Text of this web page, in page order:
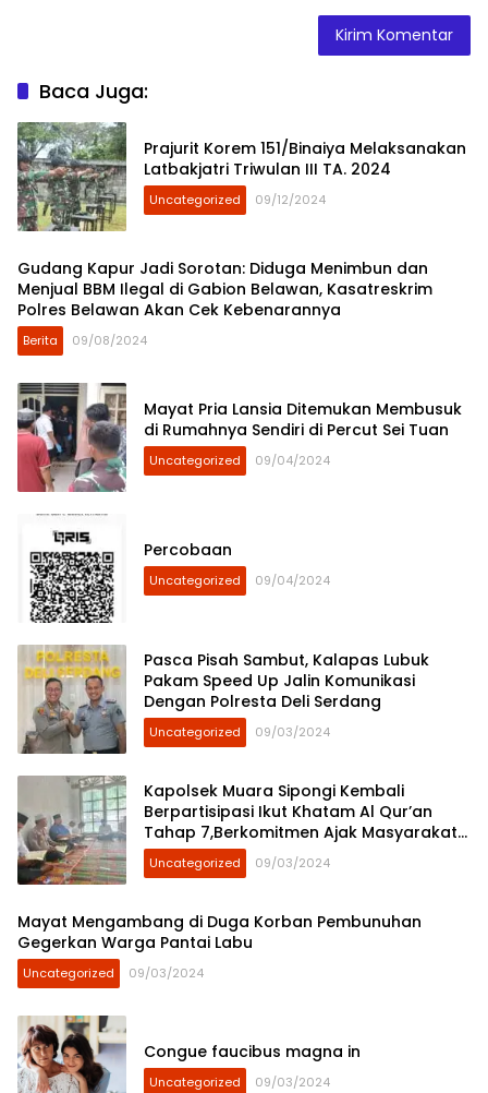
Baca Juga:
Prajurit Korem 151/Binaiya Melaksanakan
Latbakjatri Triwulan III TA. 2024
Uncategorized 09/12/2024
Gudang Kapur Jadi Sorotan: Diduga Menimbun dan
Menjual BBM Ilegal di Gabion Belawan, Kasatreskrim
Polres Belawan Akan Cek Kebenarannya
Berita 09/08/2024
Mayat Pria Lansia Ditemukan Membusuk
di Rumahnya Sendiri di Percut Sei Tuan
Uncategorized 09/04/2024
Percobaan
Uncategorized 09/04/2024
Pasca Pisah Sambut, Kalapas Lubuk
Pakam Speed Up Jalin Komunikasi
Dengan Polresta Deli Serdang
Uncategorized 09/03/2024
Kapolsek Muara Sipongi Kembali
Berpartisipasi Ikut Khatam Al Qur’an
Tahap 7,Berkomitmen Ajak Masyarakat
Untuk Terus Berpartisipasi
Uncategorized 09/03/2024
Mayat Mengambang di Duga Korban Pembunuhan
Gegerkan Warga Pantai Labu
Uncategorized 09/03/2024
Congue faucibus magna in
Uncategorized 09/03/2024